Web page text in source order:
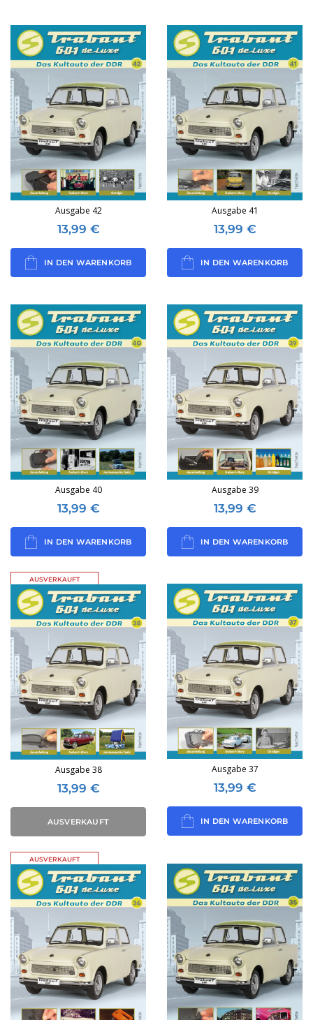
Ausgabe 42
13,99 €
IN DEN WARENKORB
Ausgabe 41
13,99 €
IN DEN WARENKORB
Ausgabe 40
13,99 €
IN DEN WARENKORB
Ausgabe 39
13,99 €
IN DEN WARENKORB
AUSVERKAUFT
Ausgabe 38
13,99 €
AUSVERKAUFT
Ausgabe 37
13,99 €
IN DEN WARENKORB
AUSVERKAUFT